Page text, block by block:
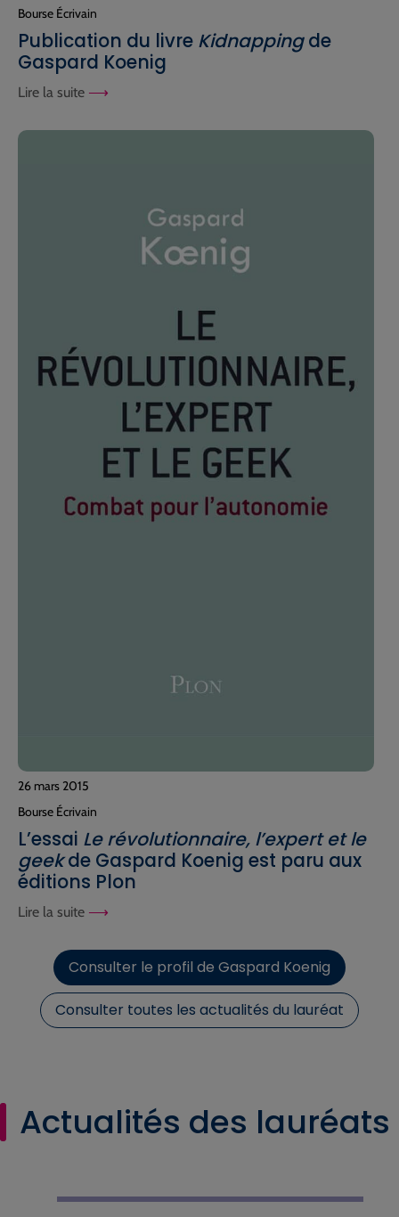
Bourse Écrivain
Publication du livre Kidnappingde
Gaspard Koenig
Lire la suite
26 mars 2015
Bourse Écrivain
L’essai Le révolutionnaire, l’expert et le
geekde Gaspard Koenig est paru aux
éditions Plon
Lire la suite
Consulter le profil de Gaspard Koenig
Consulter toutes les actualités du lauréat
Actualités des lauréats